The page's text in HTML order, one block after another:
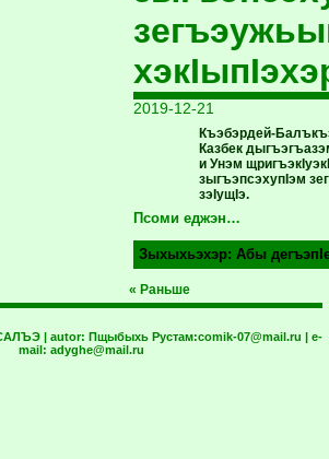
2019-12-21
Къэбэрдей-
Казбек
и Унэм
зыгъэпсэхупIэм
зэIущIэ.
Псоми еджэн…
Зыхыхьэхэр: Абы
« Раньше
| autor: Пщыбыхь Рустам:comik-07@mail.ru | e-
mail: adyghe@mail.ru